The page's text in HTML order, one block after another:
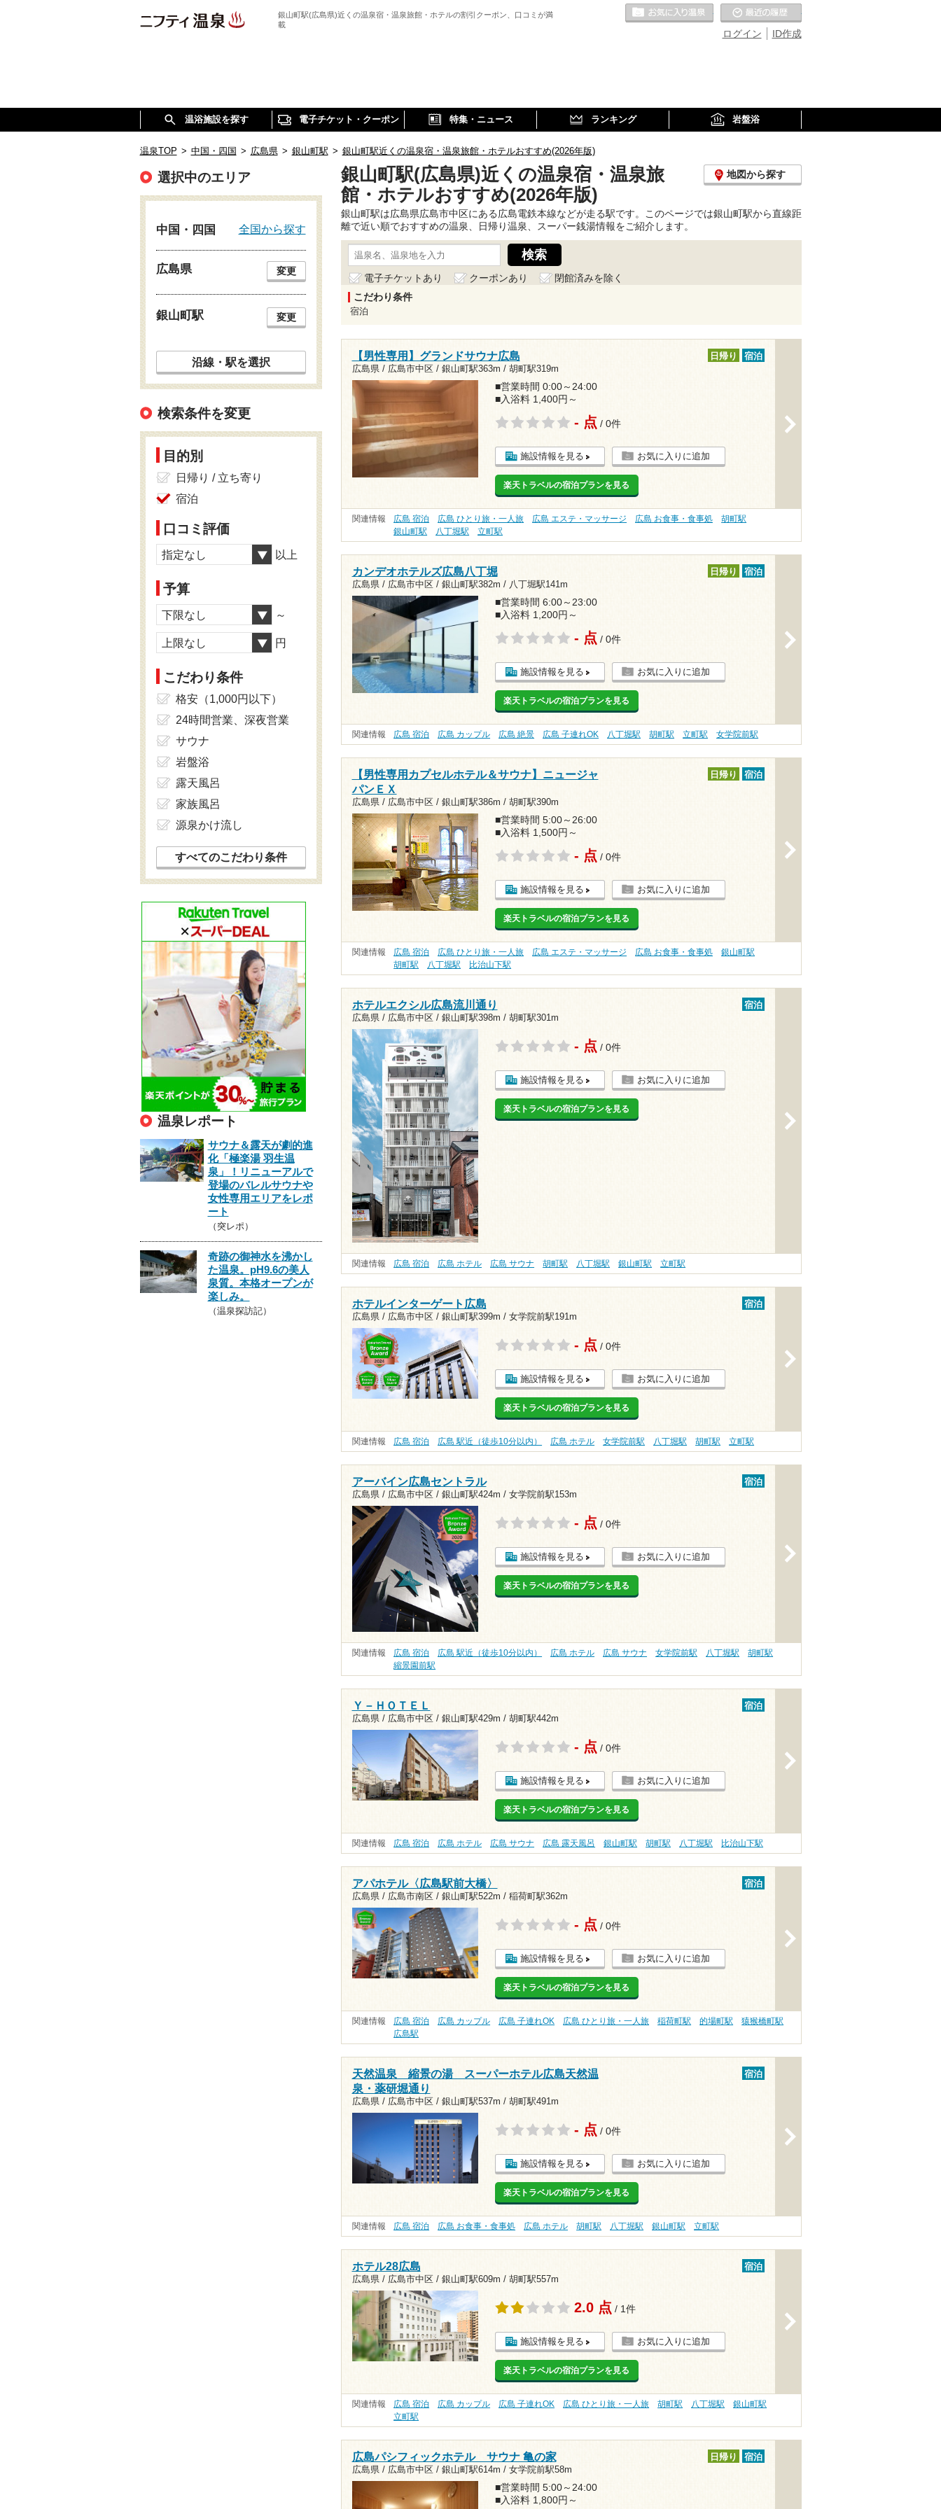
銀山町駅(広島県)近くの温泉宿・温泉旅館・ホテルの割引クーポン、口コミが満
載
ID作成
ログイン
お気に入りの温泉
温浴施設を探す 電子チケット・クーポン 特集・ニュース ランキング 岩盤浴
温泉TOP > 中国・四国 > 広島県 > 銀山町駅 > 銀山町駅近くの温泉宿・温泉旅館・ホテルおすすめ(2026年版)
銀山町駅(広島県)近くの温泉宿・温泉旅
館・ホテルおすすめ(2026年版)
地図から探す
銀山町駅は広島県広島市中区にある広島電鉄本線などが走る駅です。このページでは銀山町駅から直線距
離で近い順でおすすめの温泉、日帰り温泉、スーパー銭湯情報をご紹介します。
電子チケットあり クーポンあり
閉館済みを除く
こだわり条件
宿泊
【男性専用】グランドサウナ広島
広島県 / 広島市中区 / 銀山町駅363m / 胡町駅319m
日帰り 宿泊
■営業時間 0:00～24:00
■入浴料 1,400円～
- 点 / 0件
施設情報を見る お気に入りに追加
楽天トラベルの宿泊プランを見る
関連情報 広島 宿泊 広島 ひとり旅・一人旅 広島 エステ・マッサージ 広島 お食事・食事処
胡町駅
銀山町駅
八丁堀駅 立町駅
カンデオホテルズ広島八丁堀
広島県 / 広島市中区 / 銀山町駅382m / 八丁堀駅141m
日帰り 宿泊
■営業時間 6:00～23:00
■入浴料 1,200円～
- 点 / 0件
施設情報を見る お気に入りに追加
楽天トラベルの宿泊プランを見る
関連情報 広島 宿泊 広島 カップル 広島 絶景 広島 子連れOK 八丁堀駅 胡町駅 立町駅 女学院前駅
【男性専用カプセルホテル＆サウナ】ニュージャ
パンＥＸ
広島県 / 広島市中区 / 銀山町駅386m / 胡町駅390m
日帰り 宿泊
■営業時間 5:00～26:00
■入浴料 1,500円～
- 点 / 0件
施設情報を見る お気に入りに追加
楽天トラベルの宿泊プランを見る
関連情報 広島 宿泊 広島 ひとり旅・一人旅 広島 エステ・マッサージ 広島 お食事・食事処
銀山町駅
胡町駅
八丁堀駅 比治山下駅
ホテルエクシル広島流川通り
広島県 / 広島市中区 / 銀山町駅398m / 胡町駅301m
宿泊
- 点 / 0件
施設情報を見る お気に入りに追加
楽天トラベルの宿泊プランを見る
関連情報 広島 宿泊 広島 ホテル 広島 サウナ 胡町駅 八丁堀駅 銀山町駅 立町駅
ホテルインターゲート広島
広島県 / 広島市中区 / 銀山町駅399m / 女学院前駅191m
宿泊
- 点 / 0件
施設情報を見る お気に入りに追加
楽天トラベルの宿泊プランを見る
関連情報 広島 宿泊 広島 駅近（徒歩10分以内） 広島 ホテル 女学院前駅 八丁堀駅 胡町駅 立町駅
アーバイン広島セントラル
広島県 / 広島市中区 / 銀山町駅424m / 女学院前駅153m
宿泊
- 点 / 0件
施設情報を見る お気に入りに追加
楽天トラベルの宿泊プランを見る
関連情報 広島 宿泊 広島 駅近（徒歩10分以内） 広島 ホテル 広島 サウナ 女学院前駅 八丁堀駅
胡町駅
縮景園前駅
Ｙ－ＨＯＴＥＬ
広島県 / 広島市中区 / 銀山町駅429m / 胡町駅442m
宿泊
- 点 / 0件
施設情報を見る お気に入りに追加
楽天トラベルの宿泊プランを見る
関連情報 広島 宿泊 広島 ホテル 広島 サウナ 広島 露天風呂 銀山町駅 胡町駅 八丁堀駅 比治山下駅
アパホテル〈広島駅前大橋〉
広島県 / 広島市南区 / 銀山町駅522m / 稲荷町駅362m
宿泊
- 点 / 0件
施設情報を見る お気に入りに追加
楽天トラベルの宿泊プランを見る
関連情報 広島 宿泊 広島 カップル 広島 子連れOK 広島 ひとり旅・一人旅 稲荷町駅 的場町駅
猿猴橋町駅
広島駅
天然温泉 縮景の湯 スーパーホテル広島天然温
泉・薬研堀通り
広島県 / 広島市中区 / 銀山町駅537m / 胡町駅491m
宿泊
- 点 / 0件
施設情報を見る お気に入りに追加
楽天トラベルの宿泊プランを見る
関連情報 広島 宿泊 広島 お食事・食事処 広島 ホテル 胡町駅 八丁堀駅 銀山町駅 立町駅
ホテル28広島
広島県 / 広島市中区 / 銀山町駅609m / 胡町駅557m
宿泊
2.0 点 / 1件
施設情報を見る お気に入りに追加
楽天トラベルの宿泊プランを見る
関連情報 広島 宿泊 広島 カップル 広島 子連れOK 広島 ひとり旅・一人旅 胡町駅 八丁堀駅
銀山町駅
立町駅
広島パシフィックホテル サウナ 亀の家
広島県 / 広島市中区 / 銀山町駅614m / 女学院前駅58m
日帰り 宿泊
■営業時間 5:00～24:00
■入浴料 1,800円～
選択中のエリア
中国・四国 全国から探す
広島県 変更
銀山町駅 変更
沿線・駅を選択
検索条件を変更
目的別
日帰り / 立ち寄り
宿泊
口コミ評価
指定なし 以上
予算
下限なし ～
上限なし 円
こだわり条件
格安（1,000円以下）
24時間営業、深夜営業
サウナ
岩盤浴
露天風呂
家族風呂
源泉かけ流し
すべてのこだわり条件
温泉レポート
サウナ＆露天が劇的進
化「極楽湯 羽生温
泉」！リニューアルで
登場のバレルサウナや
女性専用エリアをレポ
ート
（突レポ）
奇跡の御神水を沸かし
た温泉。pH9.6の美人
泉質。本格オープンが
楽しみ。
（温泉探訪記）